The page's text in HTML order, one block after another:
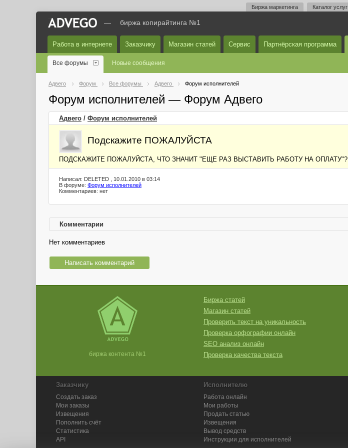
Биржа маркетинга Каталог услуг
— биржа копирайтинга №1
Работа в интернете Заказчику Магазин статей Сервис Партнёрская программа
Все форумы Новые сообщения
Адвего Форум Все форумы Адвего Форум исполнителей
Форум исполнителей — Форум Адвего
Адвего / Форум исполнителей
Подскажите ПОЖАЛУЙСТА
ПОДСКАЖИТЕ ПОЖАЛУЙСТА, ЧТО ЗНАЧИТ "ЕЩЕ РАЗ ВЫСТАВИТЬ РАБОТУ НА ОПЛАТУ"?
Написал: DELETED , 10.01.2010 в 03:14
В форуме: Форум исполнителей
Комментариев: нет
Комментарии
Нет комментариев
Написать комментарий
биржа контента №1
Биржа статей
Магазин статей
Проверить текст на уникальность
Проверка орфографии онлайн
SEO анализ онлайн
Проверка качества текста
Заказчику
Создать заказ
Мои заказы
Извещения
Пополнить счёт
Статистика
API
Исполнителю
Работа онлайн
Мои работы
Продать статью
Извещения
Вывод средств
Инструкции для исполнителей